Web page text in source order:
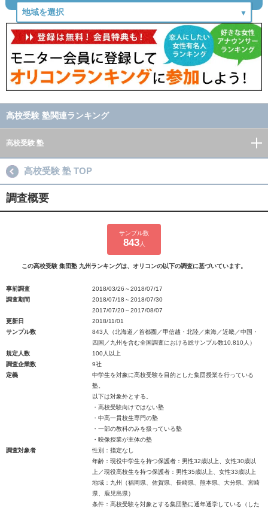
高校受験 塾関連ランキング
高校受験 塾
高校受験 塾 TOP
調査概要
サンプル数
843人
この高校受験 集団塾 九州ランキングは、オリコンの以下の調査に基づいています。
事前調査
2018/03/26～2018/07/17
調査期間
2018/07/18～2018/07/30
2017/07/20～2017/08/07
更新日
2018/11/01
サンプル数
843人（北海道／首都圏／甲信越・北陸／東海／近畿／中国・
四国／九州を含む全国調査における総サンプル数10,810人）
規定人数
100人以上
調査企業数
9社
定義
中学生を対象に高校受験を目的とした集団授業を行っている
塾。
以下は対象外とする。
・高校受験向けではない塾
・中高一貫校生専門の塾
・一部の教科のみを扱っている塾
・映像授業が主体の塾
調査対象者
性別：指定なし
年齢：現役中学生を持つ保護者：男性32歳以上、女性30歳以
上／現役高校生を持つ保護者：男性35歳以上、女性33歳以上
地域：九州（福岡県、佐賀県、長崎県、熊本県、大分県、宮崎
県、鹿児島県）
条件：高校受験を対象とする集団塾に通年通学している（した